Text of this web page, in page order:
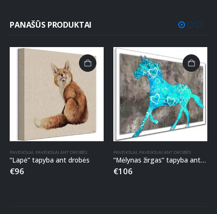
PANAŠŪS PRODUKTAI
PAVEIKSLAI, PAVEIKSLAI ANT DROBĖS
“Lapė” tapyba ant drobės
€96
PAVEIKSLAI, PAVEIKSLAI ANT DROBĖS
“Mėlynas žirgas” tapyba ant drobės
€106